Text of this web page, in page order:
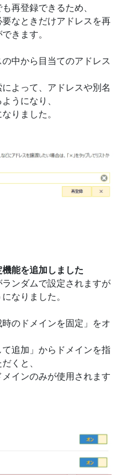
再登録できるため、
なときだけアドレスを再
きます。
中から目当てのアドレス
よって、アドレスや別名
うになり、
りました。
能を追加しました
ンダムで設定されますが
なりました。
時のドメインを固定」をオ
追加」からドメインを指
くと、
インのみが使用されます